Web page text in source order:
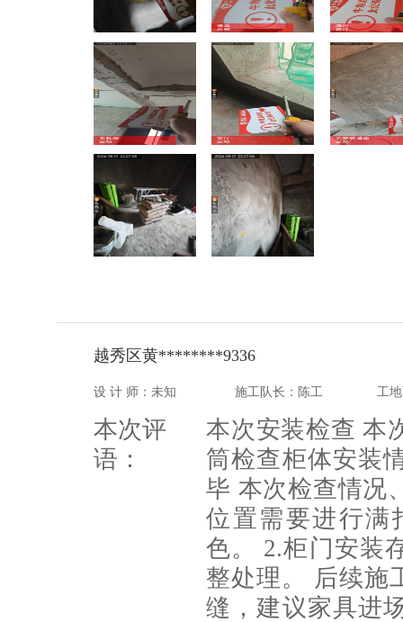
越秀区黄********9336
设 计 师：未知 施工队长：陈工 工
本次评
语：
本次安装检查 本
筒检查柜体安装
毕 本次检查情况
位置需要进行满
色。 2.柜门安装
整处理。 后续施
缝，建议家具进